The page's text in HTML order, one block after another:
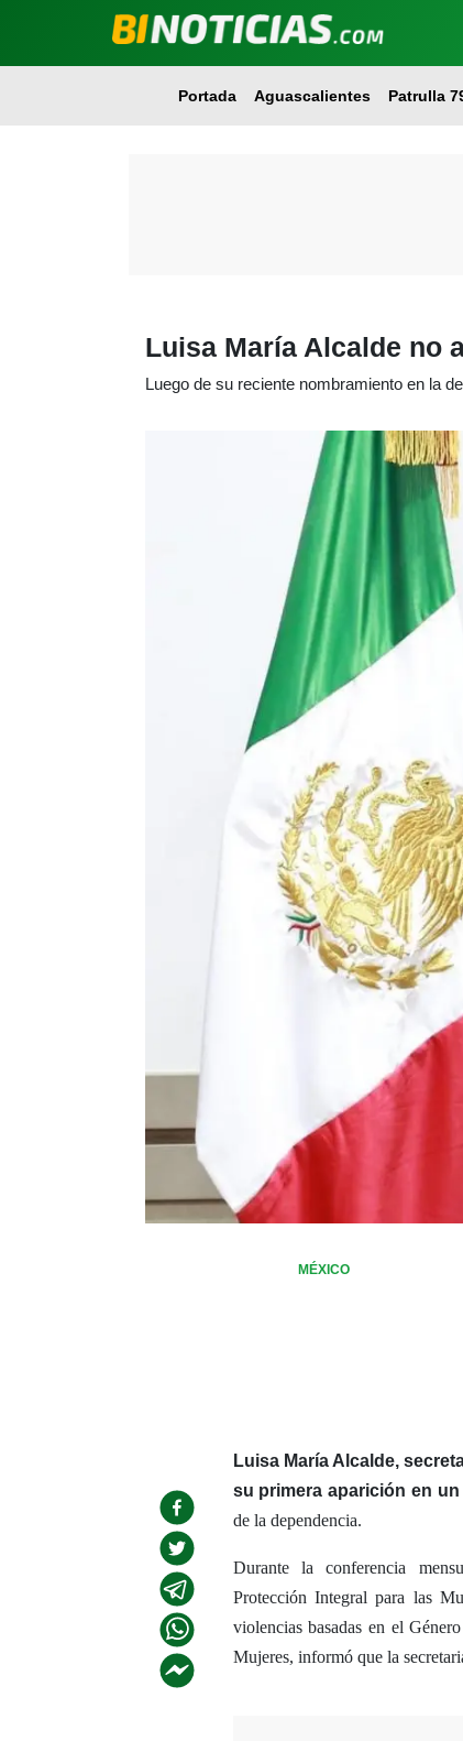
Portada Aguascalientes Patrulla
Luisa María Alcalde no
Luego de su reciente nombramiento en la
MÉXICO
Luisa María Alcalde,
su primera aparición en
de la dependencia.
Durante la conferencia
Protección Integral para las
violencias basadas en el
Mujeres, informó que la